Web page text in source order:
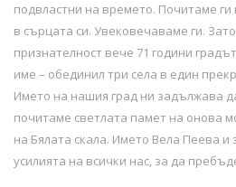
подвластни на времето. Почитаме ги
в сърцата си. Увековечаваме ги.
признателност вече 71 години
име – обединил три села в един
Името на нашия град ни задължава
почитаме светлата памет на онова
на Бялата скала. Името Вела Пеева
усилията на всички нас, за да